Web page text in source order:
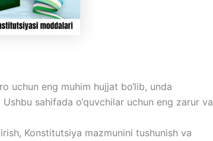
uchun eng muhim hujjat bo‘lib, unda
sahifada o‘quvchilar uchun eng zarur va
Konstitutsiya mazmunini tushunish va